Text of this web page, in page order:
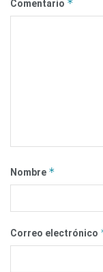
Comentario *
Nombre *
Correo electrónico